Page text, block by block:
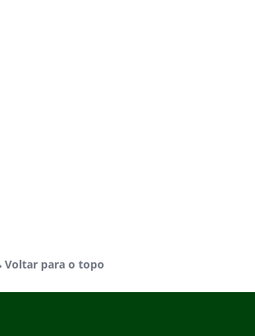
Voltar para o topo